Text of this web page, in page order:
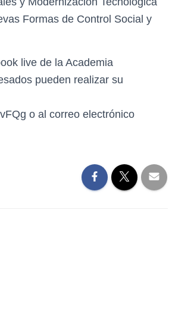
Formas de Control Social y
live de la Academia
pueden realizar su
o al correo electrónico